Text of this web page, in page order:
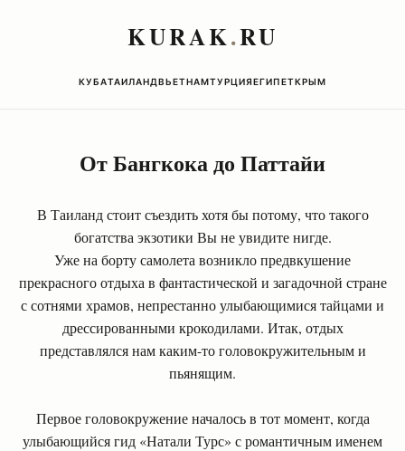
KURAK.RU
КУБАТАИЛАНДВЬЕТНАМТУРЦИЯЕГИПЕТКРЫМ
От Бангкока до Паттайи
В Таиланд стоит съездить хотя бы потому, что такого
богатства экзотики Вы не увидите нигде.
Уже на борту самолета возникло предвкушение
прекрасного отдыха в фантастической и загадочной стране
с сотнями храмов, непрестанно улыбающимися тайцами и
дрессированными крокодилами. Итак, отдых
представлялся нам каким-то головокружительным и
пьянящим.
Первое головокружение началось в тот момент, когда
улыбающийся гид «Натали Турс» с романтичным именем